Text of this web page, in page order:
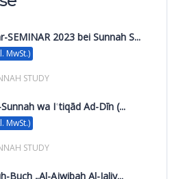
SEMINAR 2023 bei Sunnah S...
MwSt.)
STUDY
wa Iʿtiqād Ad-Dīn (...
MwSt.)
STUDY
Buch „Al-Ajwibah Al-Jaliy...